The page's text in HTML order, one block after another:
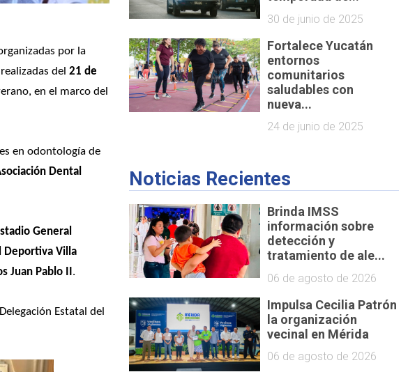
del 21 de
en odontología de
Dental
General
Deportiva Villa
Juan Pablo II .
Estatal del
30 de junio de 2025
Fortalece Yucatán
entornos
comunitarios
saludables con
nueva...
24 de junio de 2025
Noticias Recientes
Brinda IMSS
información sobre
detección y
tratamiento de ale...
06 de agosto de 2026
Impulsa Cecilia Patrón
la organización
vecinal en Mérida
06 de agosto de 2026